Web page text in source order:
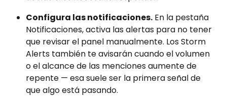
Configura las notificaciones. En la pestaña
Notificaciones, activa las alertas para no tener
que revisar el panel manualmente. Los Storm
Alerts también te avisarán cuando el volumen
o el alcance de las menciones aumente de
repente — esa suele ser la primera señal de
que algo está pasando.